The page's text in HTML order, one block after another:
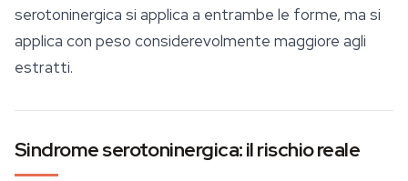
serotoninergica si applica a entrambe le forme, ma si
applica con peso considerevolmente maggiore agli
estratti.
Sindrome serotoninergica: il rischio reale